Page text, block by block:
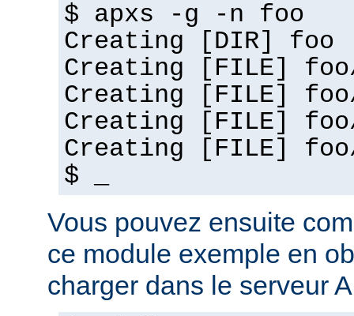
$ apxs -g -n foo
Creating [DIR] foo
Creating [FILE]
Creating [FILE] foo/
Creating [FILE]
Creating [FILE]
$ _
Vous pouvez ensuite
ce module exemple en
charger dans le serveur